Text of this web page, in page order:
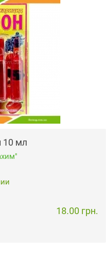
10 мл
18.00 грн.